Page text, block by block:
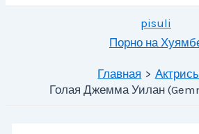
pisuli
Порно на
Главная
Голая Джемма Уилан